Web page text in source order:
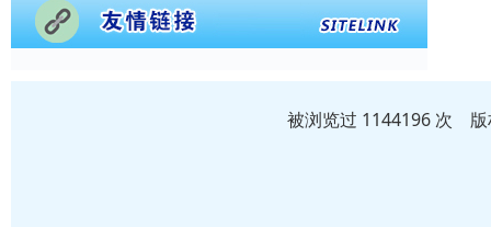
被浏览过 1144196 次 版